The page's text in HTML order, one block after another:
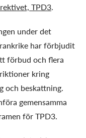
TPD3.
under det
har förbjudit
förbud och flera
kring
och beskattning.
gemensamma
för TPD3.